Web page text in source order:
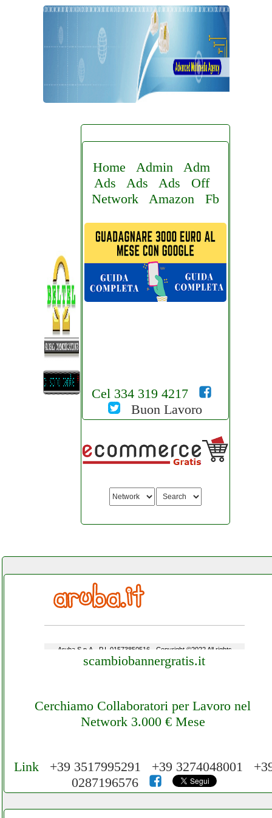
Home Admin
Adm
Ads
Ads Ads
Off
Network
Amazon Fb
Cel 334 319 4217
Buon Lavoro
scambiobannergratis.it
Cerchiamo Collaboratori per Lavoro nel
Network 3.000 € Mese
Cerchiamo Collaboratori per Lavoro nel
Network 3.000 € Mese
Link +39 3517995291 +39 3274048001
0287196576